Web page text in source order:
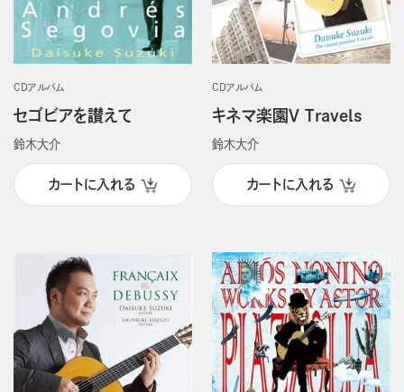
CDアルバム
セゴビアを讃えて
鈴木大介
カートに入れる
CDアルバム
キネマ楽園Ⅴ Travels
鈴木大介
カートに入れる